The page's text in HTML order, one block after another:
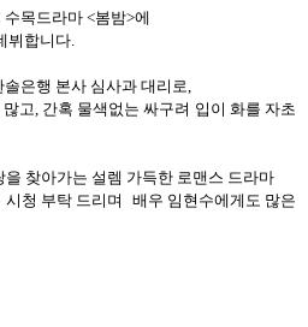
수목드라마 <봄밤>에
뷔합니다.
솔은행 본사 심사과 대리로,
고, 간혹 물색없는 싸구려 입이 화를 자초
을 찾아가는 설렘 가득한 로맨스 드라마
시청 부탁 드리며 배우 임현수에게도 많은